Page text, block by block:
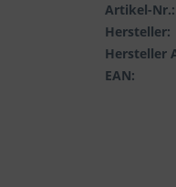
Artikel-Nr.:
Hersteller:
Hersteller
EAN: